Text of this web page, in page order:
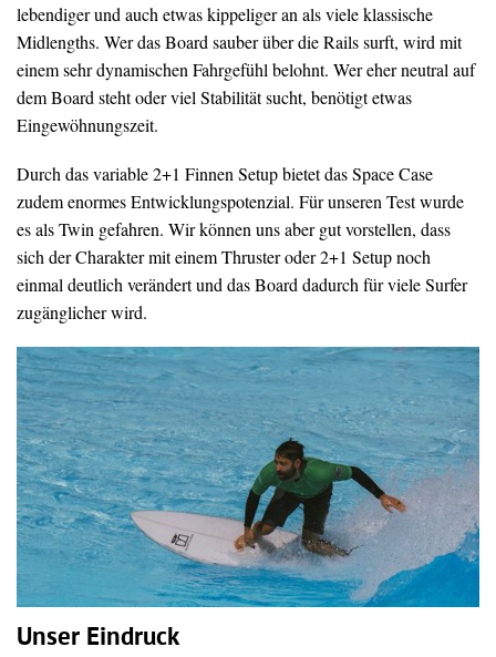
lebendiger und auch etwas kippeliger an als viele klassische
Midlengths. Wer das Board sauber über die Rails surft, wird mit
einem sehr dynamischen Fahrgefühl belohnt. Wer eher neutral auf
dem Board steht oder viel Stabilität sucht, benötigt etwas
Eingewöhnungszeit.
Durch das variable 2+1 Finnen Setup bietet das Space Case
zudem enormes Entwicklungspotenzial. Für unseren Test wurde
es als Twin gefahren. Wir können uns aber gut vorstellen, dass
sich der Charakter mit einem Thruster oder 2+1 Setup noch
einmal deutlich verändert und das Board dadurch für viele Surfer
zugänglicher wird.
Unser Eindruck